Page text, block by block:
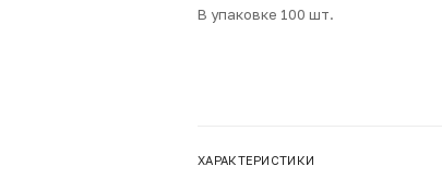
В упаковке 100 шт.
ХАРАКТЕРИСТИКИ